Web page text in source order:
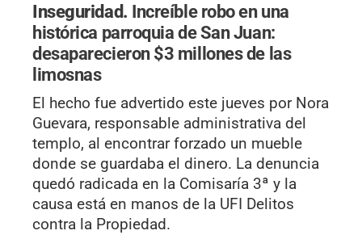
Inseguridad. Increíble robo en una
histórica parroquia de San Juan:
desaparecieron $3 millones de las
limosnas
El hecho fue advertido este jueves por Nora
Guevara, responsable administrativa del
templo, al encontrar forzado un mueble
donde se guardaba el dinero. La denuncia
quedó radicada en la Comisaría 3ª y la
causa está en manos de la UFI Delitos
contra la Propiedad.